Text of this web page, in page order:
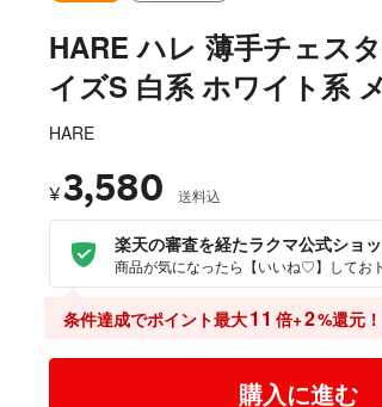
HARE ハレ 薄手チェス
イズS 白系 ホワイト系
HARE
¥3,580 送料込
楽天の審査を経たラクマ公式ショ
商品が気になったら【いいね♡】してお
条件達成でポイント最大11 倍+2%還元！
購入に進む